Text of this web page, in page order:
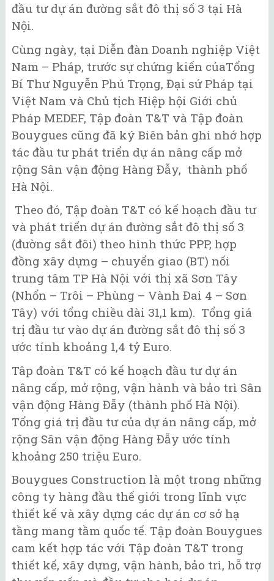
đầu tư dự án đường sắt đô thị số 3 tại Hà
Nội.
Cùng ngày, tại Diễn đàn Doanh nghiệp Việt
Nam – Pháp, trước sự chứng kiến củaTổng
Bí Thư Nguyễn Phú Trọng, Đại sứ Pháp tại
Việt Nam và Chủ tịch Hiệp hội Giới chủ
Pháp MEDEF, Tập đoàn T&T và Tập đoàn
Bouygues cũng đã ký Biên bản ghi nhớ hợp
tác đầu tư phát triển dự án nâng cấp mở
rộng Sân vận động Hàng Đẫy, thành phố
Hà Nội.
Theo đó, Tập đoàn T&T có kế hoạch đầu tư
và phát triển dự án đường sắt đô thị số 3
(đường sắt đôi) theo hình thức PPP, hợp
đồng xây dựng – chuyển giao (BT) nối
trung tâm TP Hà Nội với thị xã Sơn Tây
(Nhổn – Trôi – Phùng – Vành Đai 4 – Sơn
Tây) với tổng chiều dài 31,1 km). Tổng giá
trị đầu tư vào dự án đường sắt đô thị số 3
ước tính khoảng 1,4 tỷ Euro.
Tâp đoàn T&T có kế hoạch đầu tư dự án
nâng cấp, mở rộng, vận hành và bảo trì Sân
vận động Hàng Đẫy (thành phố Hà Nội).
Tổng giá trị đầu tư của dự án nâng cấp, mở
rộng Sân vận động Hàng Đẫy ước tính
khoảng 250 triệu Euro.
Bouygues Construction là một trong những
công ty hàng đầu thế giới trong lĩnh vực
thiết kế và xây dựng các dự án cơ sở hạ
tầng mang tầm quốc tế. Tập đoàn Bouygues
cam kết hợp tác với Tập đoàn T&T trong
thiết kế, xây dựng, vận hành, bảo trì, hỗ trợ